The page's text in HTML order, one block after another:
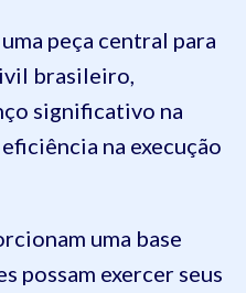
peça central para
brasileiro,
significativo na
na execução
uma base
possam exercer seus